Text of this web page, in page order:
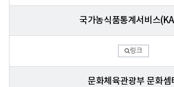
국가농식품통계서비스
링크
문화체육관광부 문화셈